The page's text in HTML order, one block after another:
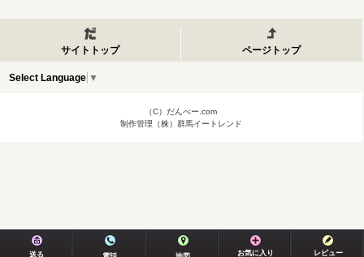
サイトトップ ページトップ
Select Language ▼
（C）だんべー.com
制作管理（株）群馬イートレンド
送る お気に入り レビュー